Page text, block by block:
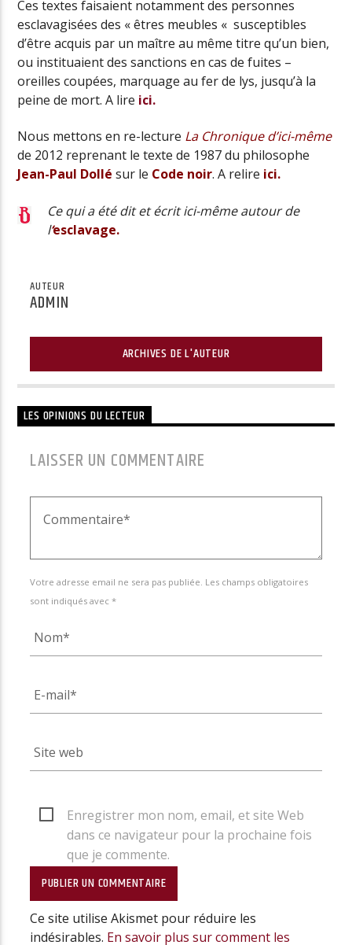
Ces textes faisaient notamment des personnes
esclavagisées des « êtres meubles « susceptibles
d’être acquis par un maître au même titre qu’un bien,
ou instituaient des sanctions en cas de fuites –
oreilles coupées, marquage au fer de lys, jusqu’à la
peine de mort. A lire ici.
Nous mettons en re-lecture La Chronique d’ici-même
de 2012 reprenant le texte de 1987 du philosophe
Jean-Paul Dollé sur le Code noir. A relire ici.
Ce qui a été dit et écrit ici-même autour de
l‘esclavage.
AUTEUR
ADMIN
ARCHIVES DE L'AUTEUR
LES OPINIONS DU LECTEUR
LAISSER UN COMMENTAIRE
Votre adresse email ne sera pas publiée. Les champs obligatoires
sont indiqués avec *
Enregistrer mon nom, email, et site Web
dans ce navigateur pour la prochaine fois
que je commente.
Ce site utilise Akismet pour réduire les
indésirables. En savoir plus sur comment les